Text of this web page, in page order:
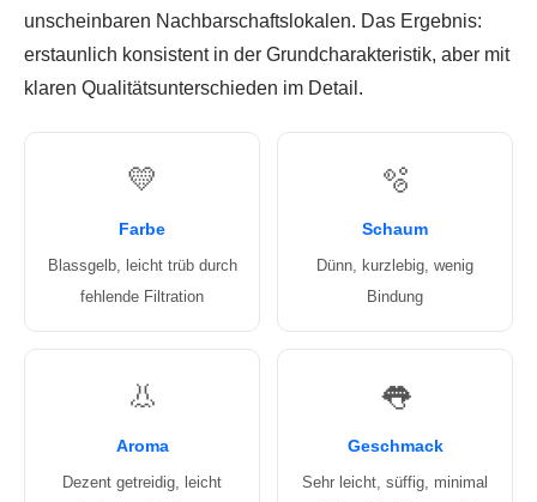
unscheinbaren Nachbarschaftslokalen. Das Ergebnis:
erstaunlich konsistent in der Grundcharakteristik, aber mit
klaren Qualitätsunterschieden im Detail.
💛
Farbe
Blassgelb, leicht trüb durch
fehlende Filtration
🫧
Schaum
Dünn, kurzlebig, wenig
Bindung
👃
Aroma
Dezent getreidig, leicht
👅
Geschmack
Sehr leicht, süffig, minimal